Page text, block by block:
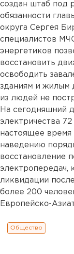
создан штаб под
обязанности
округа Сергея
специалистов
энергетиков
восстановить
освободить
зданиям и жилым
из людей не
На сегодняшний
электричества
настоящее время
наведению
восстановление
электропередач,
ликвидации
более 200
Европейско-
Общество